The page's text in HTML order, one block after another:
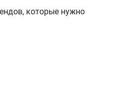
которые нужно